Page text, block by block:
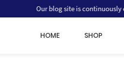
Our blog site is continuously
HOME SHOP